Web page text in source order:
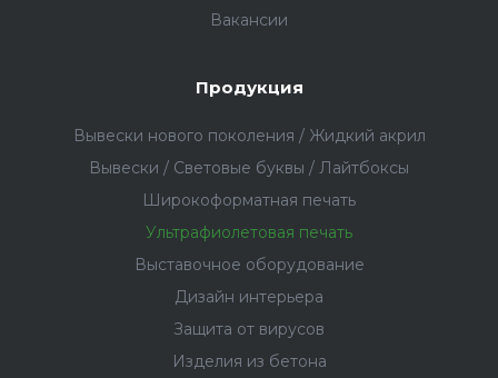
Вакансии
Продукция
Вывески нового поколения / Жидкий акрил
Вывески / Световые буквы / Лайтбоксы
Широкоформатная печать
Ультрафиолетовая печать
Выставочное оборудование
Дизайн интерьера
Защита от вирусов
Изделия из бетона